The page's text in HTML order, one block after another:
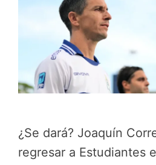
¿Se dará? Joaquín
regresar a Estudiantes